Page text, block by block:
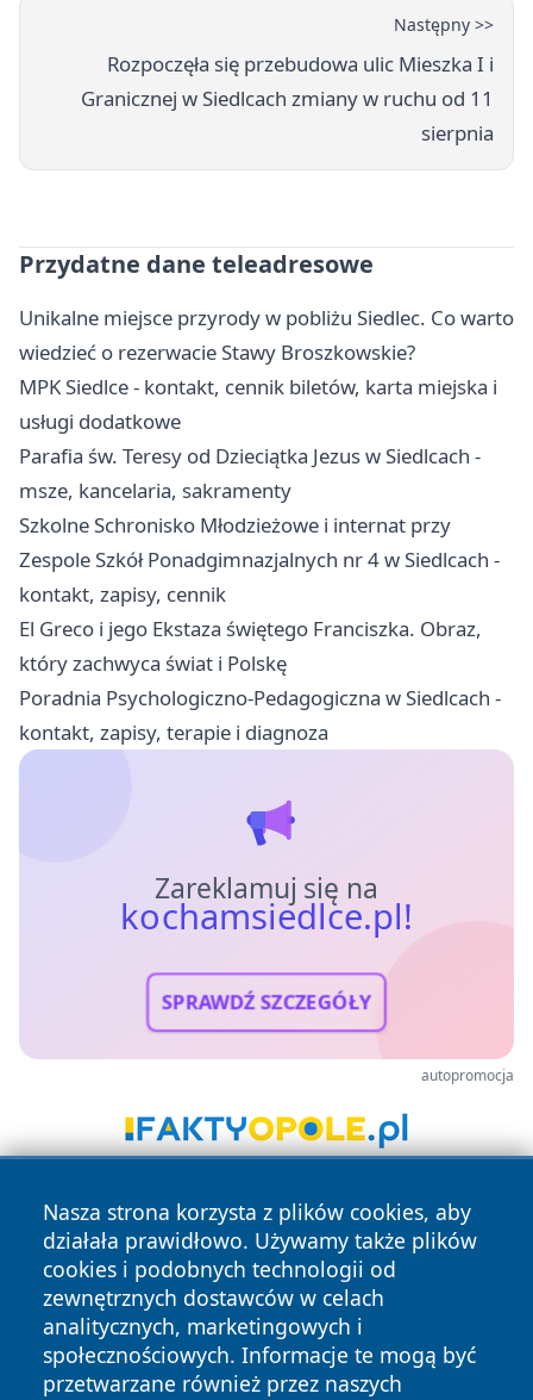
Następny >>
Rozpoczęła się przebudowa ulic Mieszka I i
Granicznej w Siedlcach zmiany w ruchu od 11
sierpnia
Przydatne dane teleadresowe
Unikalne miejsce przyrody w pobliżu Siedlec. Co warto
wiedzieć o rezerwacie Stawy Broszkowskie?
MPK Siedlce - kontakt, cennik biletów, karta miejska i
usługi dodatkowe
Parafia św. Teresy od Dzieciątka Jezus w Siedlcach -
msze, kancelaria, sakramenty
Szkolne Schronisko Młodzieżowe i internat przy
Zespole Szkół Ponadgimnazjalnych nr 4 w Siedlcach -
kontakt, zapisy, cennik
El Greco i jego Ekstaza świętego Franciszka. Obraz,
który zachwyca świat i Polskę
Poradnia Psychologiczno-Pedagogiczna w Siedlcach -
kontakt, zapisy, terapie i diagnoza
Zareklamuj się na
kochamsiedlce.pl!
SPRAWDŹ SZCZEGÓŁY
autopromocja
Nasza strona korzysta z plików cookies, aby
działała prawidłowo. Używamy także plików
cookies i podobnych technologii od
zewnętrznych dostawców w celach
analitycznych, marketingowych i
społecznościowych. Informacje te mogą być
przetwarzane również przez naszych
Copyright © 2026 kochamsiedlce.pl Wszystkie prawa
zastrzeżone.